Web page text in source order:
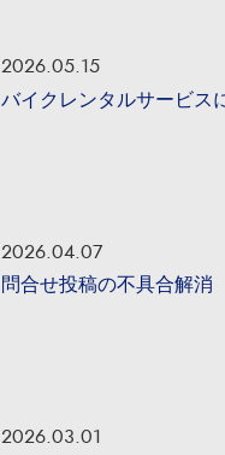
2026.05.15
バイクレンタルサービス
2026.04.07
問合せ投稿の不具合解消
2026.03.01